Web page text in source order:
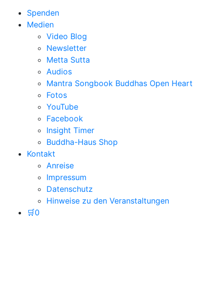
Spenden
Medien
Video Blog
Newsletter
Metta Sutta
Audios
Mantra Songbook Buddhas Open Heart
Fotos
YouTube
Facebook
Insight Timer
Buddha-Haus Shop
Kontakt
Anreise
Impressum
Datenschutz
Hinweise zu den Veranstaltungen
🛒0